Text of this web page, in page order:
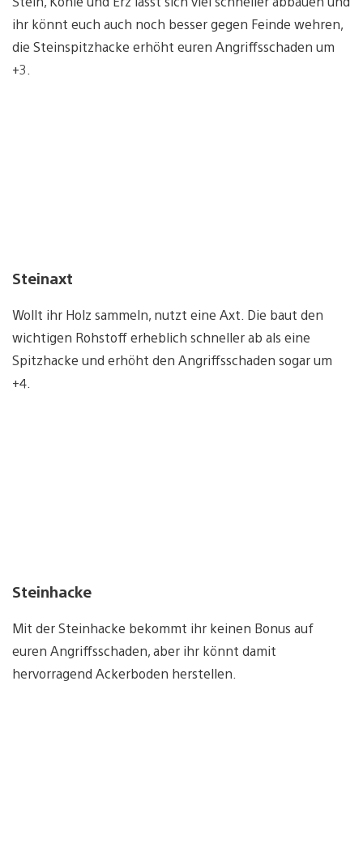
ihr könnt euch auch noch besser gegen Feinde wehren,
die Steinspitzhacke erhöht euren Angriffsschaden um
+3.
Steinaxt
Wollt ihr Holz sammeln, nutzt eine Axt. Die baut den
wichtigen Rohstoff erheblich schneller ab als eine
Spitzhacke und erhöht den Angriffsschaden sogar um
+4.
Steinhacke
Mit der Steinhacke bekommt ihr keinen Bonus auf
euren Angriffsschaden, aber ihr könnt damit
hervorragend Ackerboden herstellen.